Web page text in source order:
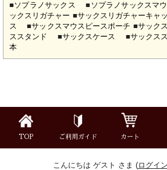
■ ソプラノサックス ■ ソプラノサックスマ
ックスリガチャー ■サックスリガチャーキャ
ス ■サックスマウスピースポーチ ■サック
ススタンド ■サックスケース ■サックス
本
TOP ご利用ガイド カート
こんにちは ゲスト さま (ログイン